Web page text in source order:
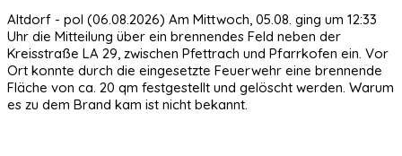
Altdorf - pol (06.08.2026) Am Mittwoch, 05.08. ging um 12:33
Uhr die Mitteilung über ein brennendes Feld neben der
Kreisstraße LA 29, zwischen Pfettrach und Pfarrkofen ein. Vor
Ort konnte durch die eingesetzte Feuerwehr eine brennende
Fläche von ca. 20 qm festgestellt und gelöscht werden. Warum
es zu dem Brand kam ist nicht bekannt.